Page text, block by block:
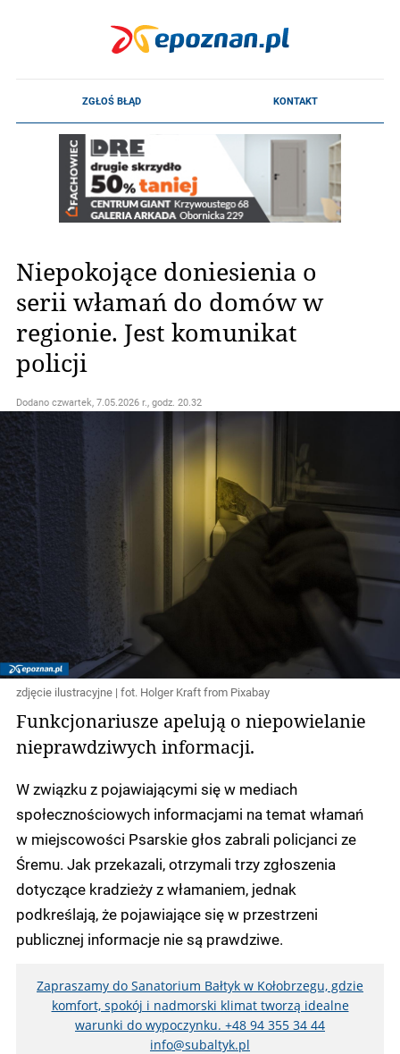
Niepokojące doniesienia o
serii włamań do domów w
regionie. Jest komunikat
policji
Dodano czwartek, 7.05.2026 r., godz. 20.32
zdjęcie ilustracyjne | fot. Holger Kraft from Pixabay
Funkcjonariusze apelują o niepowielanie
nieprawdziwych informacji.
W związku z pojawiającymi się w mediach
społecznościowych informacjami na temat włamań
w miejscowości Psarskie głos zabrali policjanci ze
Śremu. Jak przekazali, otrzymali trzy zgłoszenia
dotyczące kradzieży z włamaniem, jednak
podkreślają, że pojawiające się w przestrzeni
publicznej informacje nie są prawdziwe.
Zapraszamy do Sanatorium Bałtyk w Kołobrzegu, gdzie
komfort, spokój i nadmorski klimat tworzą idealne
warunki do wypoczynku. +48 94 355 34 44
info@subaltyk.pl